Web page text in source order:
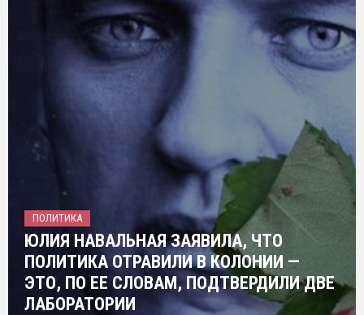
ПОЛИТИКА
ЮЛИЯ НАВАЛЬНАЯ ЗАЯВИЛА, ЧТО
ПОЛИТИКА ОТРАВИЛИ В КОЛОНИИ —
ЭТО, ПО ЕЕ СЛОВАМ, ПОДТВЕРДИЛИ ДВЕ
ЛАБОРАТОРИИ